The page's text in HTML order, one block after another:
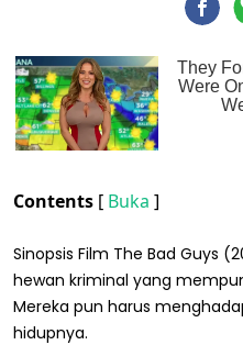
Contents [ Buka ]
Sinopsis Film The Bad Guys
hewan kriminal yang
Mereka pun harus
hidupnya.